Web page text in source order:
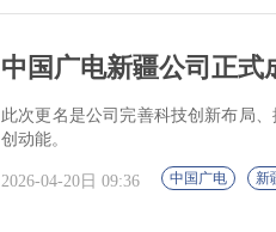
中国广电新疆公司正式
此次更名是公司完善科技创新布局
创动能。
2026-04-20日 09:36 中国广电 新